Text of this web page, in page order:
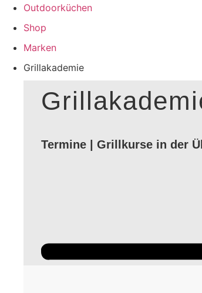
Outdoorküchen
Shop
Marken
Grillakademie
Termine | Grillkurse in der